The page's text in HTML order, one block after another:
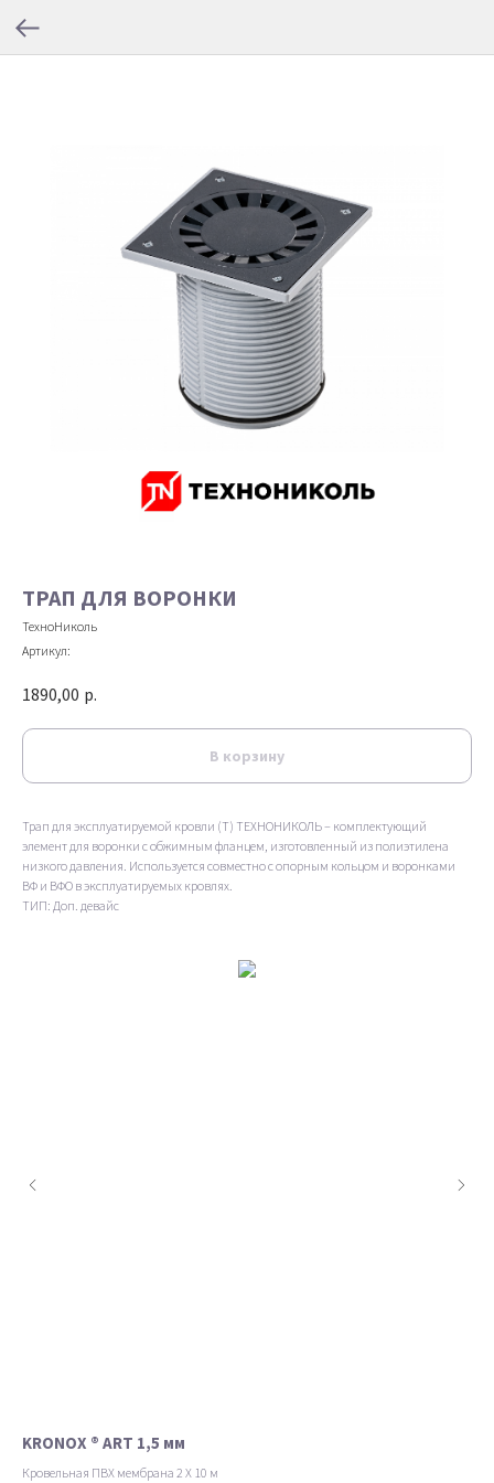
ТРАП ДЛЯ ВОРОНКИ
ТехноНиколь
Артикул:
1890,00 р.
В корзину
Трап для эксплуатируемой кровли (Т) ТЕХНОНИКОЛЬ – комплектующий
элемент для воронки с обжимным фланцем, изготовленный из полиэтилена
низкого давления. Используется совместно с опорным кольцом и воронками
ВФ и ВФО в эксплуатируемых кровлях.
ТИП: Доп. девайс
KRONOX ® ART 1,5 мм
Кровельная ПВХ мембрана 2 Х 10 м